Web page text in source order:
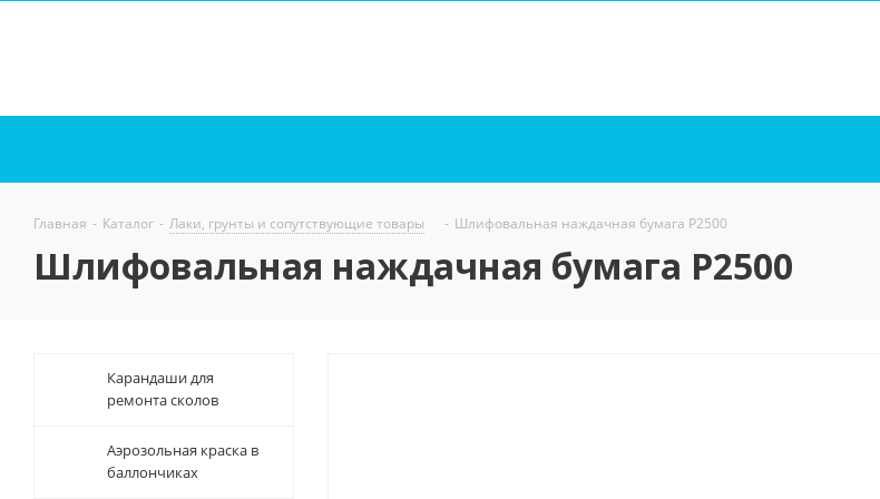
Главная - Каталог - Лаки, грунты и сопутствующие товары - Шлифовальная наждачная бумага P2500
Шлифовальная наждачная бумага P2500
Карандаши для
ремонта сколов
Аэрозольная краска в
баллончиках